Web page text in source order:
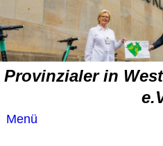
Provinzialer in
Menü